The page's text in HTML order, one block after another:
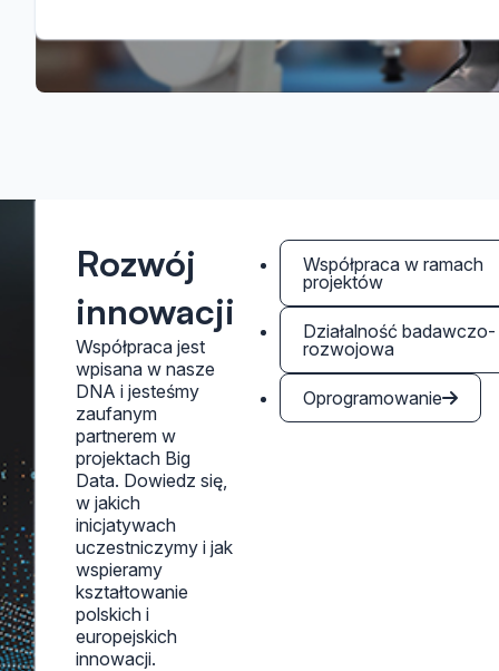
Rozwój
innowacji
Współpraca jest
wpisana w nasze
DNA i jesteśmy
zaufanym
partnerem w
projektach Big
Data. Dowiedz się,
w jakich
inicjatywach
uczestniczymy i jak
wspieramy
kształtowanie
polskich i
europejskich
innowacji.
Współpraca w ramach
projektów
Działalność badawczo-
rozwojowa
Oprogramowanie